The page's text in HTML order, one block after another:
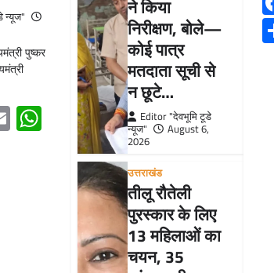
न्यूज"
पुष्कर
EmailWhatsApp
ने किया
निरीक्षण, बोले—
कोई पात्र
मतदाता सूची से
न छूटे…
Editor "देवभूमि टूडे
न्यूज"
August 6,
2026
उत्तराखंड
तीलू रौतेली
पुरस्कार के लिए
13 महिलाओं का
चयन, 35